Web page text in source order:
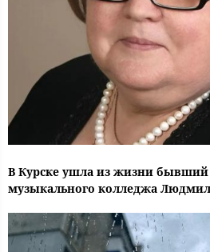
В Курске ушла из жизни бывший
музыкального колледжа